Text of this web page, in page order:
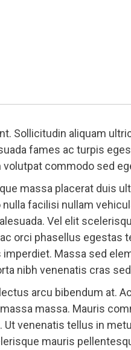
Sollicitudin aliquam
fames ac turpis
commodo sed
massa placerat duis
facilisi nullam
Vel elit
orci phasellus egestas
Massa sed
nibh venenatis cras
arcu bibendum at.
massa. Mauris
venenatis tellus in
mauris